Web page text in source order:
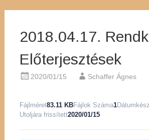
2018.04.17.
Előterjesztések
2020/01/15 Schaffer Ágnes
Fájlméret83.11 KBFájlok Száma1
Utoljára frissített2020/01/15